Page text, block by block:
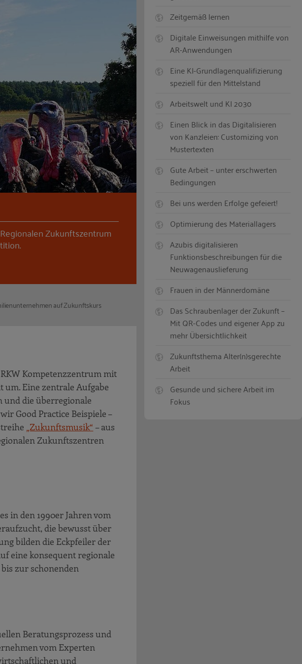
Zukunftszentrum
auf Zukunftskurs
RKW Kompetenzzentrum mit
Eine zentrale Aufgabe
und die überregionale
Good Practice Beispiele –
„Zukunftsmusik“ – aus
Zukunftszentren
in den 1990er Jahren vom
die bewusst über
bilden die Eckpfeiler der
eine konsequent regionale
zur schonenden
Beratungsprozess und
vom Experten
und
Zeitgemäß lernen
Digitale Einweisungen mithilfe von
AR-Anwendungen
Eine KI-Grundlagenqualifizierung
speziell für den Mittelstand
Arbeitswelt und KI 2030
Einen Blick in das Digitalisieren
von Kanzleien: Customizing von
Mustertexten
Gute Arbeit – unter erschwerten
Bedingungen
Bei uns werden Erfolge gefeiert!
Optimierung des Materiallagers
Azubis digitalisieren
Funktionsbeschreibungen für die
Neuwagenauslieferung
Frauen in der Männerdomäne
Das Schraubenlager der Zukunft –
Mit QR-Codes und eigener App zu
mehr Übersichtlichkeit
Zukunftsthema Alter(n)sgerechte
Arbeit
Gesunde und sichere Arbeit im
Fokus